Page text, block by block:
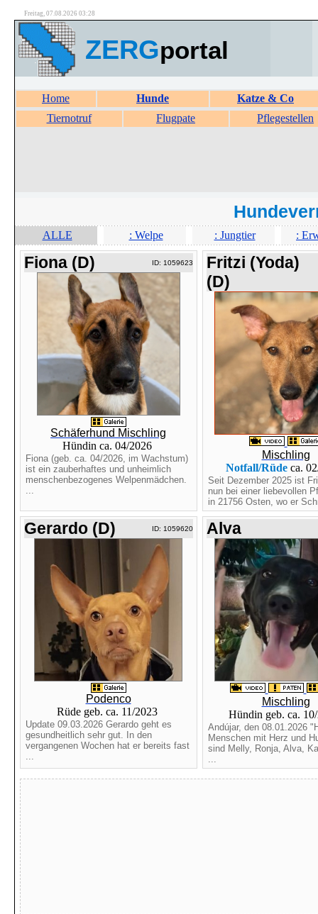
Freitag, 07.08.2026 03:28
ZERGportal
Home Hunde
Katze & Co
Tiernotruf
Flugpate Pflegestellen
ALLE : Welpe : Jungtier :
Fiona (D) ID: 1059623
Schäferhund Mischling
Hündin ca. 04/2026
Fiona (geb. ca. 04/2026, im Wachstum)
ist ein zauberhaftes und unheimlich
menschenbezogenes Welpenmädchen.
...
Fritzi (Yoda)
(D)
Mischling
Notfall/Rüde ca.
Seit Dezember 2025 ist
nun bei einer liebevollen
in 21756 Osten, wo er
Gerardo (D) ID: 1059620
Podenco
Rüde geb. ca. 11/2023
Update 09.03.2026 Gerardo geht es
gesundheitlich sehr gut. In den
vergangenen Wochen hat er bereits fast
...
Alva
Mischling
Hündin geb. ca.
Andújar, den 08.01.2026
Menschen mit Herz und
sind Melly, Ronja, Alva,
...